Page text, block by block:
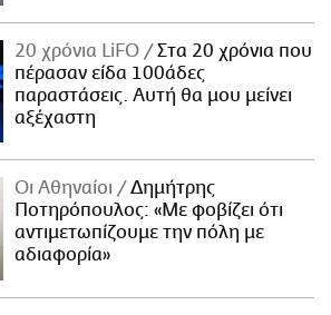
20 χρόνια LiFO
Στα 20 χρόνια που
πέρασαν είδα 100άδες
παραστάσεις. Αυτή θα μου μείνει
αξέχαστη
Οι Αθηναίοι
Δημήτρης
Ποτηρόπουλος: «Με φοβίζει ότι
αντιμετωπίζουμε την πόλη με
αδιαφορία»